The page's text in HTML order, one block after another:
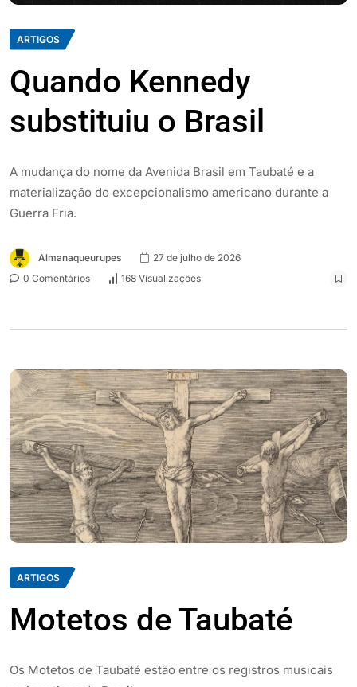
ARTIGOS
Quando Kennedy
substituiu o Brasil
A mudança do nome da Avenida Brasil em Taubaté e a
materialização do excepcionalismo americano durante a
Guerra Fria.
Almanaqueurupes
27 de julho de 2026
0 Comentários
168 Visualizações
ARTIGOS
Motetos de Taubaté
Os Motetos de Taubaté estão entre os registros musicais